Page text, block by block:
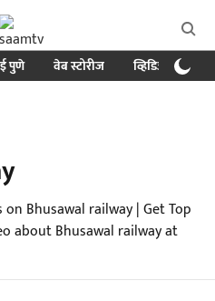
पुणे वेब स्टोरीज व्हिडिओ
Bhusawal railway | Get Top
about Bhusawal railway at